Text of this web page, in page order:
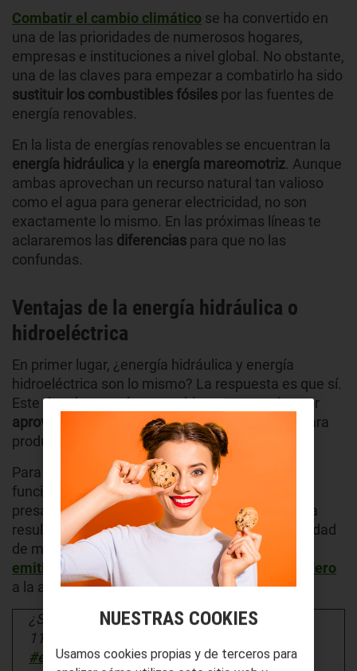
Combatir el cambio climático se ha convertido en
una de las prioridades de numerosos hogares,
empresas e instituciones a nivel global. No obstante,
una de las claves para empezar a combatirlo ha sido
sustituir los combustibles fósiles por las fuentes de
energía renovables.
En la lista de energías renovables se encuentran la
energía hidráulica y la energía mareomotriz. Aunque
ambas aprovechan un recurso natural tan valioso
como el agua para generar electricidad, no son
exactamente lo mismo. En las próximas líneas te
aclararemos las diferencias para que no las
confundas.
Ventajas de la energía hidráulica o
hidroeléctrica
En primer lugar, ¿energía hidráulica y energía
hidroeléctrica son lo mismo? La respuesta es que sí.
Este tipo de energía renovable se caracteriza por
aprovechar la fuerza del agua en movimiento
para
producir electricidad.
Para ello, se utilizan turbinas hidráulicas que
funcionan mediante la fuerza del agua de ríos o
presas. Comofuente de energía sostenible
, esta
resulta muy útil al ser capaz de generar electricidad
de manera continua. Por supuesto, sin
emitir gases contaminantes
deefecto invernadero
a la atmósfera.
¿Sabías que la energía hidráulica produce un
117,4% más que hace un año? 🤔
#energíahidráulica#energíasolar
NUESTRAS COOKIES
Usamos cookies propias y de terceros para